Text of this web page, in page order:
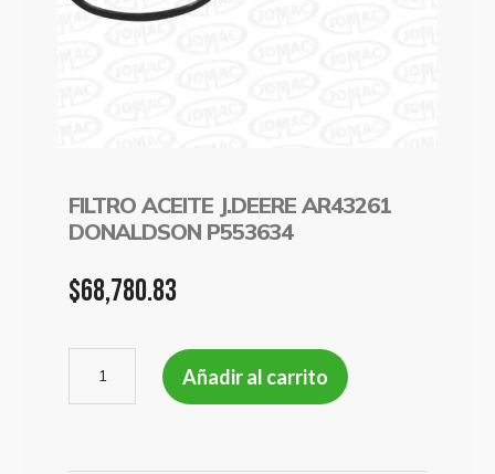
FILTRO ACEITE J.DEERE AR43261
DONALDSON P553634
$68,780.83
ACEITE
J.DEERE
Añadir al carrito